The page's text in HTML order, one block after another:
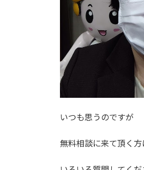
いつも思うのですが
無料相談に来て頂く